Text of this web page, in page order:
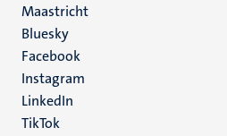
Maastricht
Social
media
Bluesky
Facebook
Instagram
LinkedIn
TikTok